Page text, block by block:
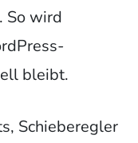
So wird
bleibt.
Schieberegler